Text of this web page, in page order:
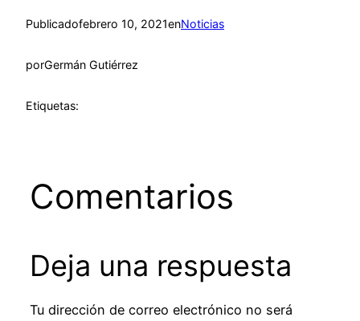
Publicadofebrero 10, 2021enNoticias
porGermán Gutiérrez
Etiquetas:
Comentarios
Deja una respuesta
Tu dirección de correo electrónico no será